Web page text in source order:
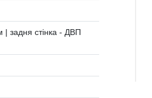
задня стінка - ДВП